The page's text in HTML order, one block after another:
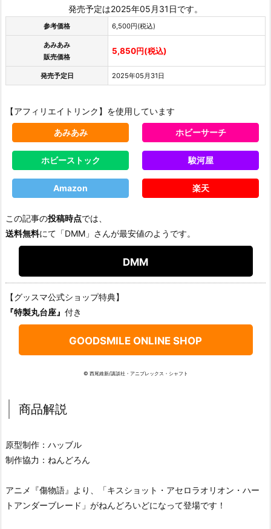
発売予定は2025年05月31日です。
参考価格 6,500円(税込)
あみあみ
販売価格
5,850円(税込)
発売予定日 2025年05月31日
【アフィリエイトリンク】を使用しています
あみあみ ホビーサーチ
ホビーストック 駿河屋
Amazon 楽天
この記事の投稿時点では、
送料無料にて「DMM」さんが最安値のようです。
DMM
【グッスマ公式ショップ特典】
『特製丸台座』 付き
GOODSMILE ONLINE SHOP
© 西尾維新/講談社・アニプレックス・シャフト
商品解説
原型制作：ハッブル
制作協力：ねんどろん
アニメ『傷物語』より、「キスショット・アセロラオリオン・ハー
トアンダーブレード」がねんどろいどになって登場です！